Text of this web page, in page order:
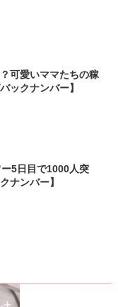
可愛いママたちの稼
ックナンバー】
5日目で1000人突
ナンバー】